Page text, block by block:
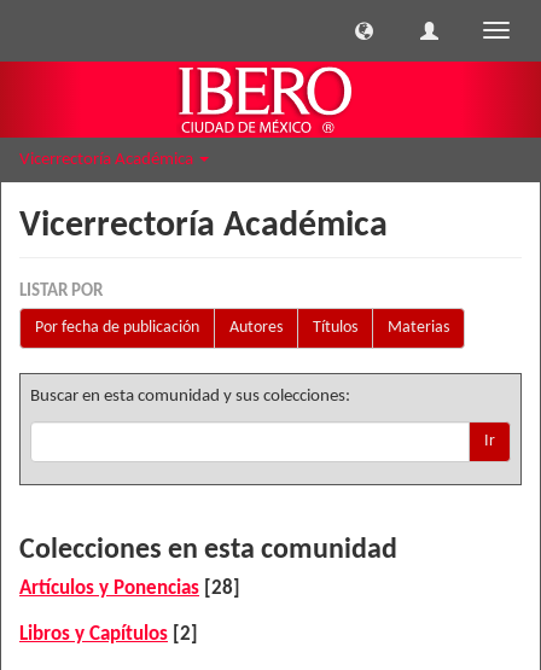
Vicerrectoría Académica
Vicerrectoría Académica
LISTAR POR
Por fecha de publicación
Autores Títulos Materias
Buscar en esta comunidad y sus colecciones:
Ir
Colecciones en esta comunidad
Artículos y Ponencias [28]
Libros y Capítulos [2]